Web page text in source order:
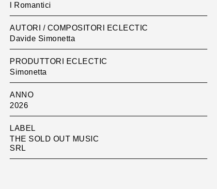
I Romantici
AUTORI / COMPOSITORI ECLECTIC
Davide Simonetta
PRODUTTORI ECLECTIC
Simonetta
ANNO
2026
LABEL
THE SOLD OUT MUSIC
SRL